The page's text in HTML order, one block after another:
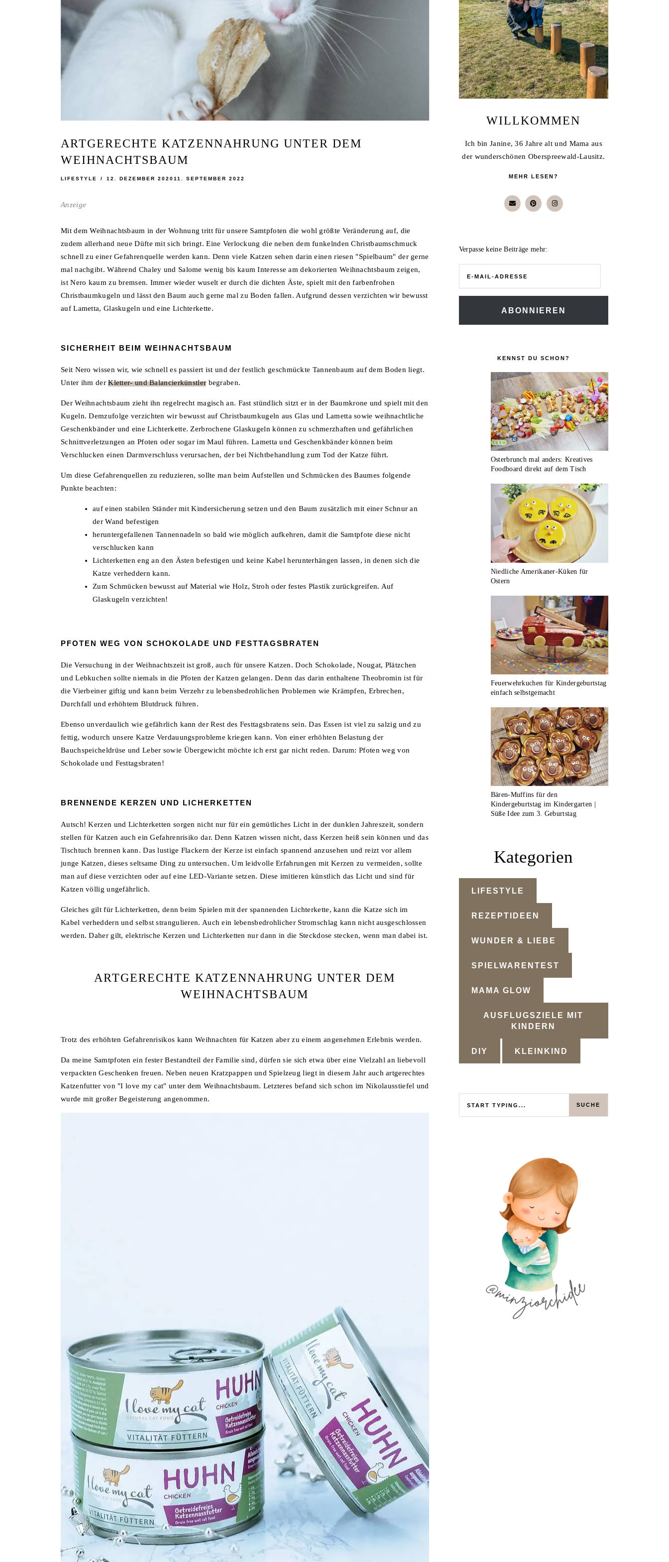
ARTGERECHTE KATZENNAHRUNG UNTER DEM
WEIHNACHTSBAUM
LIFESTYLE 12. DEZEMBER 202011. SEPTEMBER 2022
Anzeige
Mit dem Weihnachtsbaum in der Wohnung tritt für unsere Samtpfoten die wohl größte Veränderung auf, die
zudem allerhand neue Düfte mit sich bringt. Eine Verlockung die neben dem funkelnden Christbaumschmuck
schnell zu einer Gefahrenquelle werden kann. Denn viele Katzen sehen darin einen riesen "Spielbaum" der gerne
mal nachgibt. Während Chaley und Salome wenig bis kaum Interesse am dekorierten Weihnachtsbaum zeigen,
ist Nero kaum zu bremsen. Immer wieder wuselt er durch die dichten Äste, spielt mit den farbenfrohen
Christbaumkugeln und lässt den Baum auch gerne mal zu Boden fallen. Aufgrund dessen verzichten wir bewusst
auf Lametta, Glaskugeln und eine Lichterkette.
SICHERHEIT BEIM WEIHNACHTSBAUM
Seit Nero wissen wir, wie schnell es passiert ist und der festlich geschmückte Tannenbaum auf dem Boden liegt.
Unter ihm derKletter- und Balancierkünstler begraben.
Der Weihnachtsbaum zieht ihn regelrecht magisch an. Fast stündlich sitzt er in der Baumkrone und spielt mit den
Kugeln. Demzufolge verzichten wir bewusst auf Christbaumkugeln aus Glas und Lametta sowie weihnachtliche
Geschenkbänder und eine Lichterkette. Zerbrochene Glaskugeln können zu schmerzhaften und gefährlichen
Schnittverletzungen an Pfoten oder sogar im Maul führen. Lametta und Geschenkbänder können beim
Verschlucken einen Darmverschluss verursachen, der bei Nichtbehandlung zum Tod der Katze führt.
Um diese Gefahrenquellen zu reduzieren, sollte man beim Aufstellen und Schmücken des Baumes folgende
Punkte beachten:
auf einen stabilen Ständer mit Kindersicherung setzen und den Baum zusätzlich mit einer Schnur an
der Wand befestigen
heruntergefallenen Tannennadeln so bald wie möglich aufkehren, damit die Samtpfote diese nicht
verschlucken kann
Lichterketten eng an den Ästen befestigen und keine Kabel herunterhängen lassen, in denen sich die
Katze verheddern kann.
Zum Schmücken bewusst auf Material wie Holz, Stroh oder festes Plastik zurückgreifen. Auf
Glaskugeln verzichten!
PFOTEN WEG VON SCHOKOLADE UND FESTTAGSBRATEN
Die Versuchung in der Weihnachtszeit ist groß, auch für unsere Katzen. Doch Schokolade, Nougat, Plätzchen
und Lebkuchen sollte niemals in die Pfoten der Katzen gelangen. Denn das darin enthaltene Theobromin ist für
die Vierbeiner giftig und kann beim Verzehr zu lebensbedrohlichen Problemen wie Krämpfen, Erbrechen,
Durchfall und erhöhtem Blutdruck führen.
Ebenso unverdaulich wie gefährlich kann der Rest des Festtagsbratens sein. Das Essen ist viel zu salzig und zu
fettig, wodurch unsere Katze Verdauungsprobleme kriegen kann. Von einer erhöhten Belastung der
Bauchspeicheldrüse und Leber sowie Übergewicht möchte ich erst gar nicht reden. Darum: Pfoten weg von
Schokolade und Festtagsbraten!
BRENNENDE KERZEN UND LICHERKETTEN
Autsch! Kerzen und Lichterketten sorgen nicht nur für ein gemütliches Licht in der dunklen Jahreszeit, sondern
stellen für Katzen auch ein Gefahrenrisiko dar. Denn Katzen wissen nicht, dass Kerzen heiß sein können und das
Tischtuch brennen kann. Das lustige Flackern der Kerze ist einfach spannend anzusehen und reizt vor allem
junge Katzen, dieses seltsame Ding zu untersuchen. Um leidvolle Erfahrungen mit Kerzen zu vermeiden, sollte
man auf diese verzichten oder auf eine LED-Variante setzen. Diese imitieren künstlich das Licht und sind für
Katzen völlig ungefährlich.
Gleiches gilt für Lichterketten, denn beim Spielen mit der spannenden Lichterkette, kann die Katze sich im
Kabel verheddern und selbst strangulieren. Auch ein lebensbedrohlicher Stromschlag kann nicht ausgeschlossen
werden. Daher gilt, elektrische Kerzen und Lichterketten nur dann in die Steckdose stecken, wenn man dabei ist.
ARTGERECHTE KATZENNAHRUNG UNTER DEM
WEIHNACHTSBAUM
Trotz des erhöhten Gefahrenrisikos kann Weihnachten für Katzen aber zu einem angenehmen Erlebnis werden.
Da meine Samtpfoten ein fester Bestandteil der Familie sind, dürfen sie sich etwa über eine Vielzahl an liebevoll
verpackten Geschenken freuen. Neben neuen Kratzpappen und Spielzeug liegt in diesem Jahr auch artgerechtes
Katzenfutter von "I love my cat" unter dem Weihnachtsbaum. Letzteres befand sich schon im Nikolausstiefel und
wurde mit großer Begeisterung angenommen.
WILLKOMMEN
Ich bin Janine, 36 Jahre alt und Mama aus
der wunderschönen Oberspreewald-Lausitz.
MEHR LESEN?
Verpasse keine Beiträge mehr:
Adresse
ABONNIEREN
KENNST DU SCHON?
Osterbrunch mal anders: Kreatives
Foodboard direkt auf dem Tisch
Niedliche Amerikaner-Küken für
Ostern
Feuerwehrkuchen für Kindergeburtstag
einfach selbstgemacht
Bären-Muffins für den
Kindergeburtstag im Kindergarten |
Süße Idee zum 3. Geburtstag
Kategorien
LIFESTYLE
REZEPTIDEEN
WUNDER & LIEBE
SPIELWARENTEST
MAMA GLOW
AUSFLUGSZIELE MIT
KINDERN
DIY KLEINKIND
SUCHE